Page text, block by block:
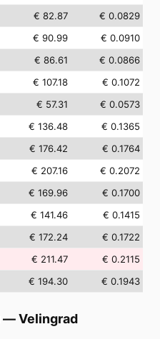
€ 82.87
€ 0.0829
€ 90.99
€ 0.0910
€ 86.61
€ 0.0866
€ 107.18
€ 0.1072
€ 57.31
€ 0.0573
€ 136.48
€ 0.1365
€ 176.42
€ 0.1764
€ 207.16
€ 0.2072
€ 169.96
€ 0.1700
€ 141.46
€ 0.1415
€ 172.24
€ 0.1722
€ 211.47
€ 0.2115
€ 194.30 € 0.1943
—Velingrad